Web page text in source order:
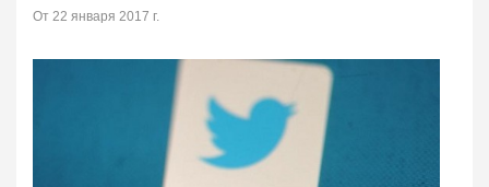
От 22 января 2017 г.